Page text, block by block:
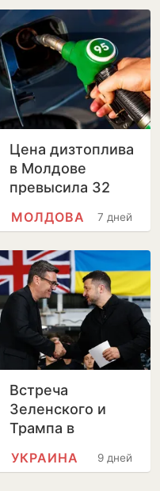
Цена дизтоплива
в Молдове
превысила 32
7 дней
МОЛДОВА
Встреча
Зеленского и
Трампа в
пройдет без9 дней
УКРАИНА